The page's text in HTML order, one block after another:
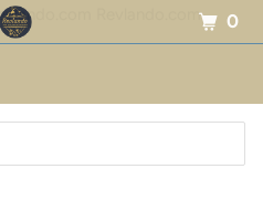
Revlando.com
0